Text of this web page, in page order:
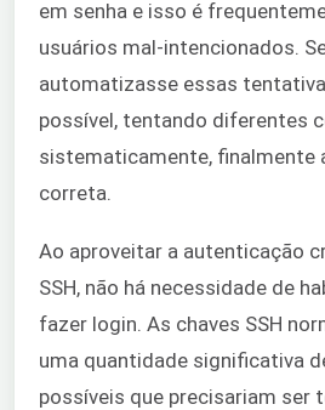
em senha e isso é
usuários mal-intencionados.
automatizasse essas
possível, tentando diferentes
sistematicamente, finalmente
correta.
Ao aproveitar a autenticação
SSH, não há necessidade de
fazer login. As chaves SSH
uma quantidade significativa
possíveis que precisariam ser